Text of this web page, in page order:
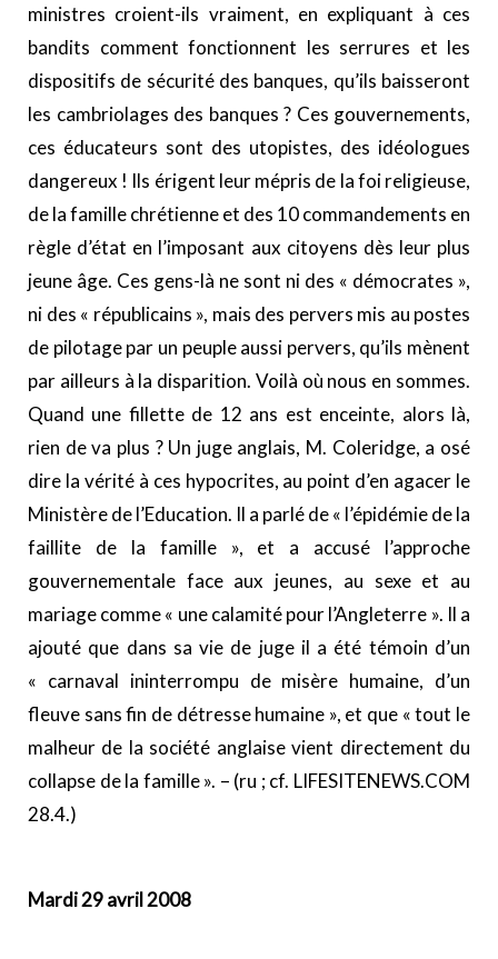
ministres croient-ils vraiment, en expliquant à ces
bandits comment fonctionnent les serrures et les
dispositifs de sécurité des banques, qu’ils baisseront
les cambriolages des banques ? Ces gouvernements,
ces éducateurs sont des utopistes, des idéologues
dangereux ! Ils érigent leur mépris de la foi religieuse,
de la famille chrétienne et des 10 commandements en
règle d’état en l’imposant aux citoyens dès leur plus
jeune âge. Ces gens-là ne sont ni des « démocrates »,
ni des « républicains », mais des pervers mis au postes
de pilotage par un peuple aussi pervers, qu’ils mènent
par ailleurs à la disparition. Voilà où nous en sommes.
Quand une fillette de 12 ans est enceinte, alors là,
rien de va plus ? Un juge anglais, M. Coleridge, a osé
dire la vérité à ces hypocrites, au point d’en agacer le
Ministère de l’Education. Il a parlé de « l’épidémie de la
faillite de la famille », et a accusé l’approche
gouvernementale face aux jeunes, au sexe et au
mariage comme « une calamité pour l’Angleterre ». Il a
ajouté que dans sa vie de juge il a été témoin d’un
« carnaval ininterrompu de misère humaine, d’un
fleuve sans fin de détresse humaine », et que « tout le
malheur de la société anglaise vient directement du
collapse de la famille ». – (ru ; cf. LIFESITENEWS.COM
28.4.)
Mardi 29 avril 2008